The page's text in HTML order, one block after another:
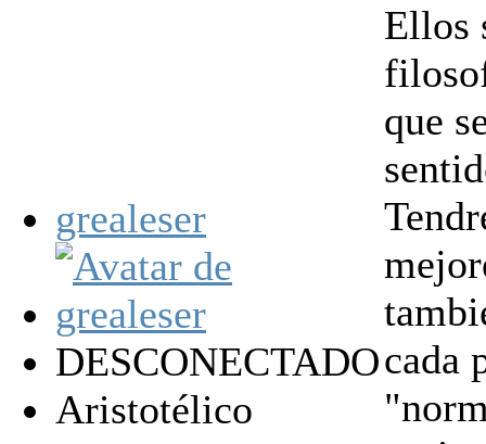
grealeser
DESCONECTADO
Aristotélico
Ellos
que
cada